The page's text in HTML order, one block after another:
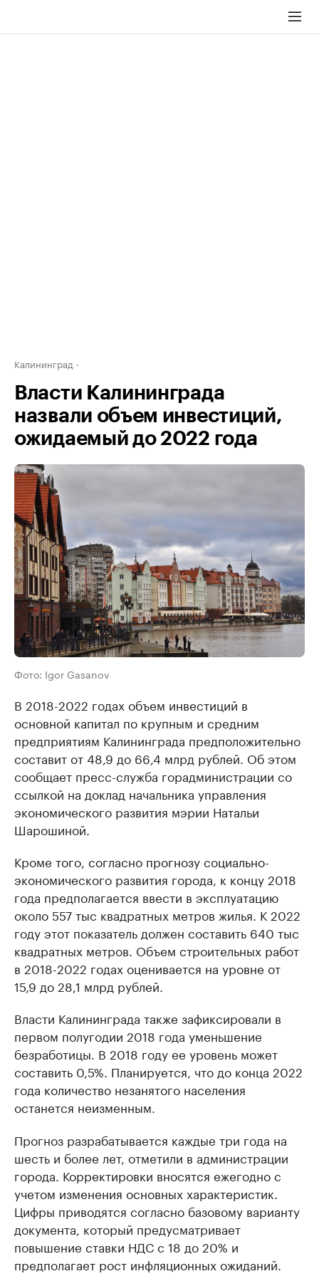
Калининград
Власти Калининграда
назвали объем инвестиций,
ожидаемый до 2022 года
Фото: Igor Gasanov
В 2018-2022 годах объем инвестиций в
основной капитал по крупным и средним
предприятиям Калининграда предположительно
составит от 48,9 до 66,4 млрд рублей. Об этом
сообщает пресс-служба горадминистрации со
ссылкой на доклад начальника управления
экономического развития мэрии Натальи
Шарошиной.
Кроме того, согласно прогнозу социально-
экономического развития города, к концу 2018
года предполагается ввести в эксплуатацию
около 557 тыс квадратных метров жилья. К 2022
году этот показатель должен составить 640 тыс
квадратных метров. Объем строительных работ
в 2018-2022 годах оценивается на уровне от
15,9 до 28,1 млрд рублей.
Власти Калининграда также зафиксировали в
первом полугодии 2018 года уменьшение
безработицы. В 2018 году ее уровень может
составить 0,5%. Планируется, что до конца 2022
года количество незанятого населения
останется неизменным.
Прогноз разрабатывается каждые три года на
шесть и более лет, отметили в администрации
города. Корректировки вносятся ежегодно с
учетом изменения основных характеристик.
Цифры приводятся согласно базовому варианту
документа, который предусматривает
повышение ставки НДС с 18 до 20% и
предполагает рост инфляционных ожиданий.